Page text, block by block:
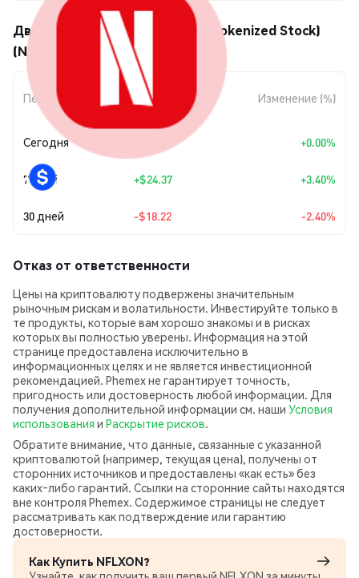
Движения цены Netflix (Ondo Tokenized Stock)
(NFLXON)
Период
Изменение
суммы
Изменение (%)
Сегодня +0.00%
7 дней +$24.37 +3.40%
30 дней -$18.22 -2.40%
Отказ от ответственности
Цены на криптовалюту подвержены значительным
рыночным рискам и волатильности. Инвестируйте только в
те продукты, которые вам хорошо знакомы и в рисках
которых вы полностью уверены. Информация на этой
странице предоставлена исключительно в
информационных целях и не является инвестиционной
рекомендацией. Phemex не гарантирует точность,
пригодность или достоверность любой информации. Для
получения дополнительной информации см. наши Условия
использования и Раскрытие рисков.
Обратите внимание, что данные, связанные с указанной
криптовалютой (например, текущая цена), получены от
сторонних источников и предоставлены «как есть» без
каких‑либо гарантий. Ссылки на сторонние сайты находятся
вне контроля Phemex. Содержимое страницы не следует
рассматривать как подтверждение или гарантию
достоверности.
Как Купить NFLXON?